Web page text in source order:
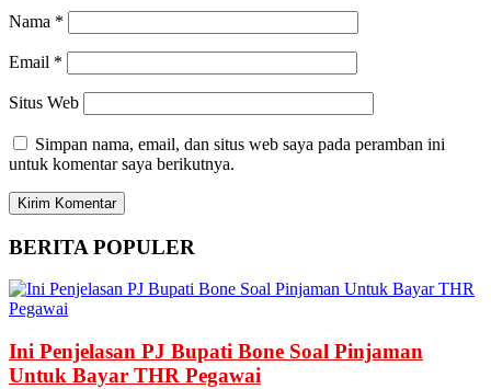
Nama *
Email *
Situs Web
Simpan nama, email, dan situs web saya pada peramban ini
untuk komentar saya berikutnya.
BERITA POPULER
Ini Penjelasan PJ Bupati Bone Soal Pinjaman
Untuk Bayar THR Pegawai